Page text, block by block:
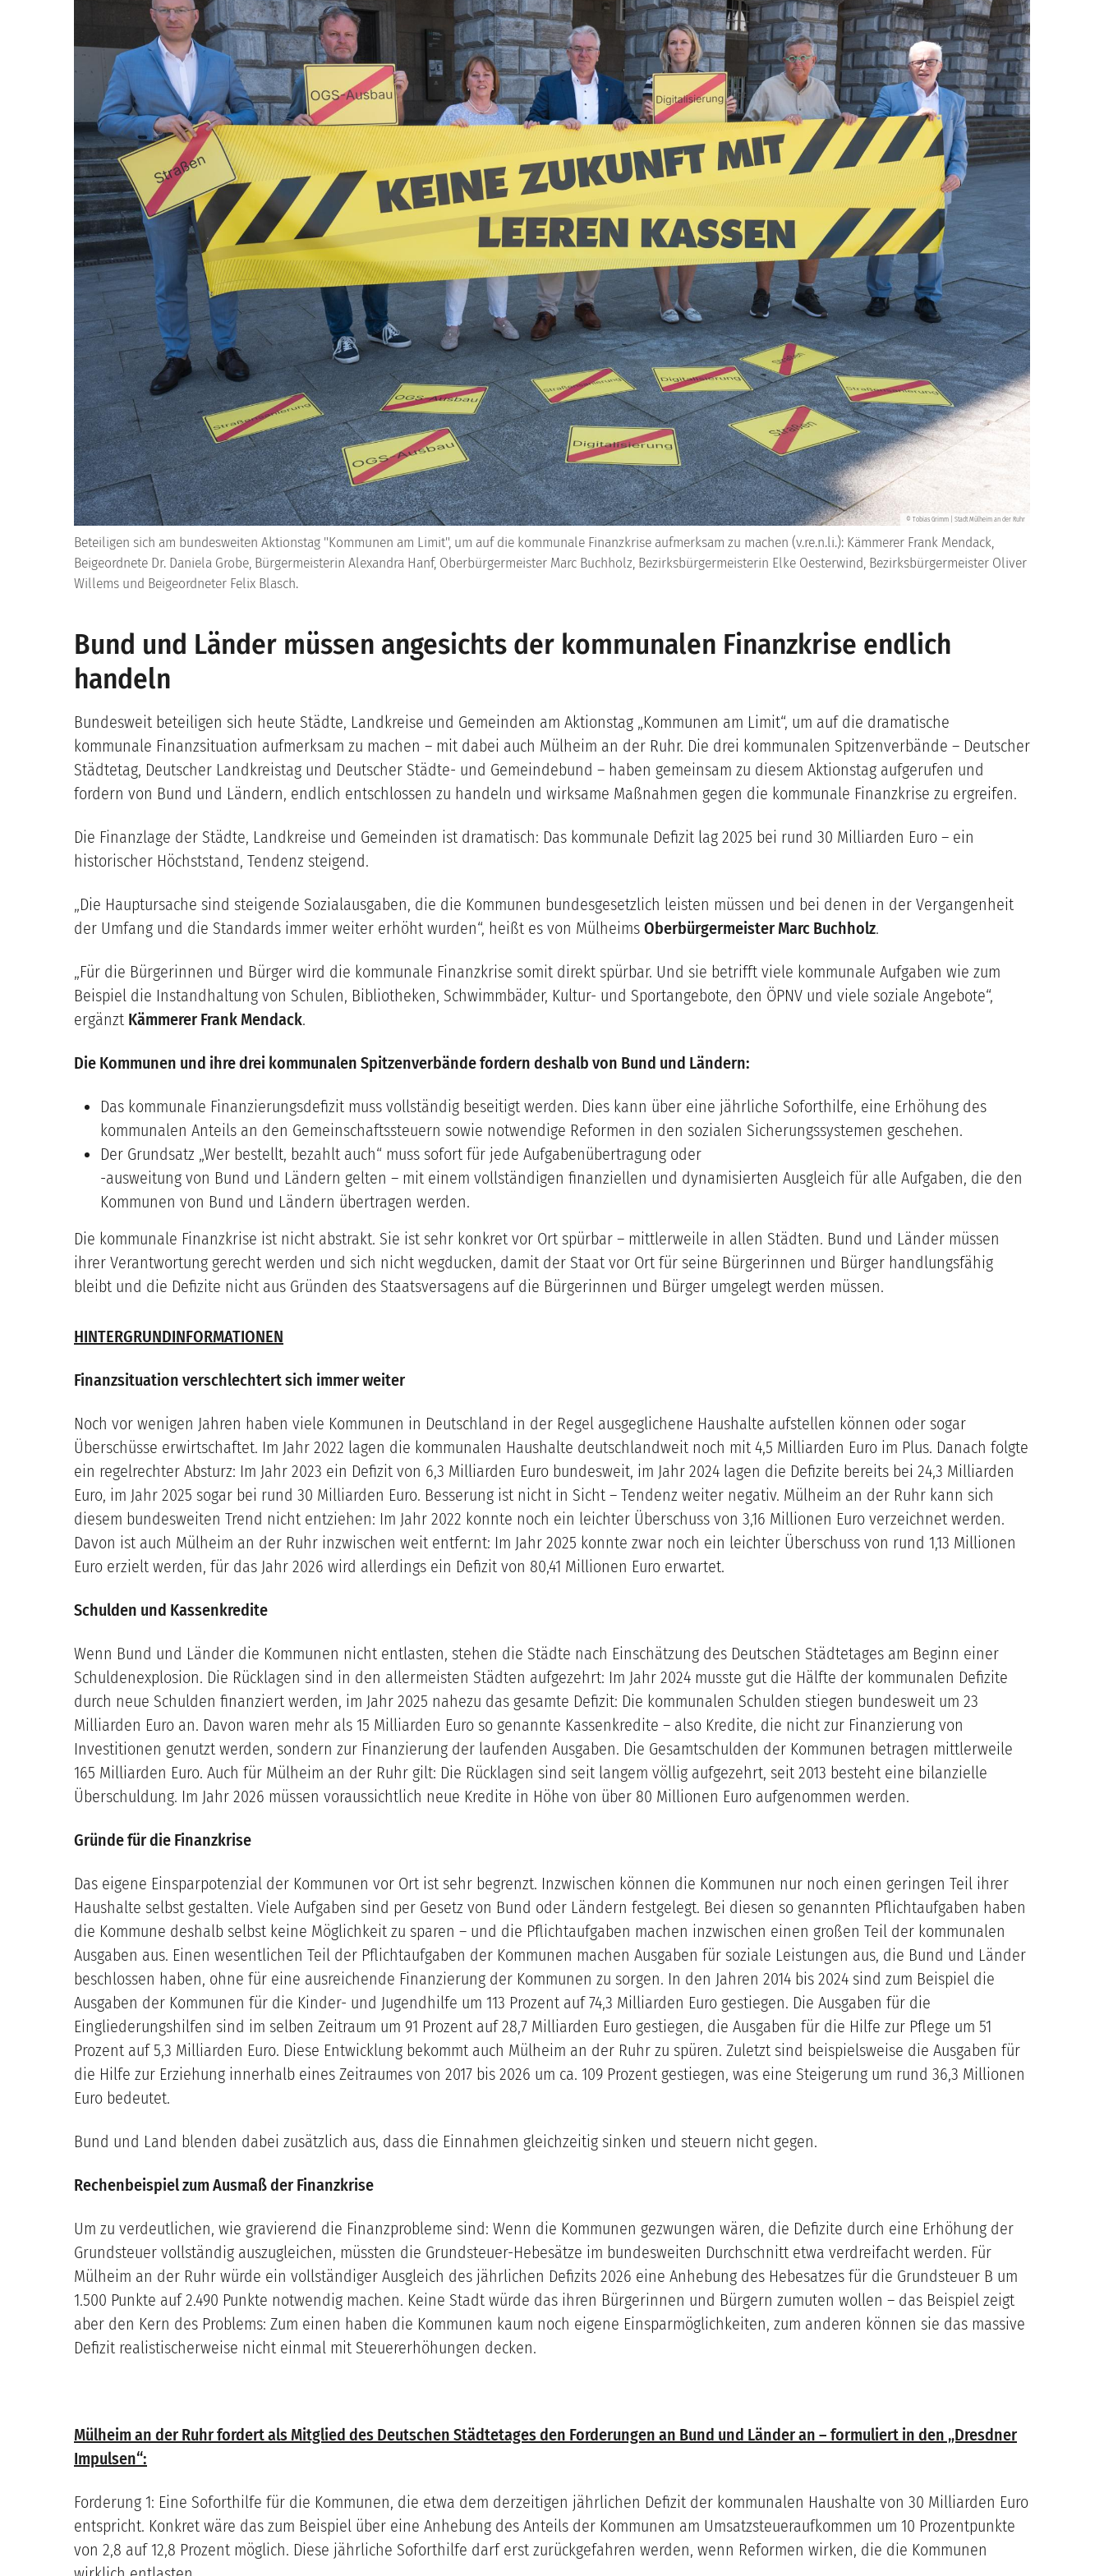
© Tobias Grimm | Stadt Mülheim an der Ruhr
Beteiligen sich am bundesweiten Aktionstag "Kommunen am Limit", um auf die kommunale Finanzkrise aufmerksam zu machen (v.re.n.li.): Kämmerer Frank Mendack,
Beigeordnete Dr. Daniela Grobe, Bürgermeisterin Alexandra Hanf, Oberbürgermeister Marc Buchholz, Bezirksbürgermeisterin Elke Oesterwind, Bezirksbürgermeister Oliver
Willems und Beigeordneter Felix Blasch.
Bund und Länder müssen angesichts der kommunalen Finanzkrise endlich
handeln
Bundesweit beteiligen sich heute Städte, Landkreise und Gemeinden am Aktionstag „Kommunen am Limit“, um auf die dramatische
kommunale Finanzsituation aufmerksam zu machen – mit dabei auch Mülheim an der Ruhr. Die drei kommunalen Spitzenverbände – Deutscher
Städtetag, Deutscher Landkreistag und Deutscher Städte- und Gemeindebund – haben gemeinsam zu diesem Aktionstag aufgerufen und
fordern von Bund und Ländern, endlich entschlossen zu handeln und wirksame Maßnahmen gegen die kommunale Finanzkrise zu ergreifen.
Die Finanzlage der Städte, Landkreise und Gemeinden ist dramatisch: Das kommunale Defizit lag 2025 bei rund 30 Milliarden Euro – ein
historischer Höchststand, Tendenz steigend.
„Die Hauptursache sind steigende Sozialausgaben, die die Kommunen bundesgesetzlich leisten müssen und bei denen in der Vergangenheit
der Umfang und die Standards immer weiter erhöht wurden“, heißt es von Mülheims Oberbürgermeister Marc Buchholz.
„Für die Bürgerinnen und Bürger wird die kommunale Finanzkrise somit direkt spürbar. Und sie betrifft viele kommunale Aufgaben wie zum
Beispiel die Instandhaltung von Schulen, Bibliotheken, Schwimmbäder, Kultur- und Sportangebote, den ÖPNV und viele soziale Angebote“,
ergänzt Kämmerer Frank Mendack.
Die Kommunen und ihre drei kommunalen Spitzenverbände fordern deshalb von Bund und Ländern:
Das kommunale Finanzierungsdefizit muss vollständig beseitigt werden. Dies kann über eine jährliche Soforthilfe, eine Erhöhung des
kommunalen Anteils an den Gemeinschaftssteuern sowie notwendige Reformen in den sozialen Sicherungssystemen geschehen.
Der Grundsatz „Wer bestellt, bezahlt auch“ muss sofort für jede Aufgabenübertragung oder
-ausweitung von Bund und Ländern gelten – mit einem vollständigen finanziellen und dynamisierten Ausgleich für alle Aufgaben, die den
Kommunen von Bund und Ländern übertragen werden.
Die kommunale Finanzkrise ist nicht abstrakt. Sie ist sehr konkret vor Ort spürbar – mittlerweile in allen Städten. Bund und Länder müssen
ihrer Verantwortung gerecht werden und sich nicht wegducken, damit der Staat vor Ort für seine Bürgerinnen und Bürger handlungsfähig
bleibt und die Defizite nicht aus Gründen des Staatsversagens auf die Bürgerinnen und Bürger umgelegt werden müssen.
HINTERGRUNDINFORMATIONEN
Finanzsituation verschlechtert sich immer weiter
Noch vor wenigen Jahren haben viele Kommunen in Deutschland in der Regel ausgeglichene Haushalte aufstellen können oder sogar
Überschüsse erwirtschaftet. Im Jahr 2022 lagen die kommunalen Haushalte deutschlandweit noch mit 4,5 Milliarden Euro im Plus. Danach folgte
ein regelrechter Absturz: Im Jahr 2023 ein Defizit von 6,3 Milliarden Euro bundesweit, im Jahr 2024 lagen die Defizite bereits bei 24,3 Milliarden
Euro, im Jahr 2025 sogar bei rund 30 Milliarden Euro. Besserung ist nicht in Sicht – Tendenz weiter negativ. Mülheim an der Ruhr kann sich
diesem bundesweiten Trend nicht entziehen: Im Jahr 2022 konnte noch ein leichter Überschuss von 3,16 Millionen Euro verzeichnet werden.
Davon ist auch Mülheim an der Ruhr inzwischen weit entfernt: Im Jahr 2025 konnte zwar noch ein leichter Überschuss von rund 1,13 Millionen
Euro erzielt werden, für das Jahr 2026 wird allerdings ein Defizit von 80,41 Millionen Euro erwartet.
Schulden und Kassenkredite
Wenn Bund und Länder die Kommunen nicht entlasten, stehen die Städte nach Einschätzung des Deutschen Städtetages am Beginn einer
Schuldenexplosion. Die Rücklagen sind in den allermeisten Städten aufgezehrt: Im Jahr 2024 musste gut die Hälfte der kommunalen Defizite
durch neue Schulden finanziert werden, im Jahr 2025 nahezu das gesamte Defizit: Die kommunalen Schulden stiegen bundesweit um 23
Milliarden Euro an. Davon waren mehr als 15 Milliarden Euro so genannte Kassenkredite – also Kredite, die nicht zur Finanzierung von
Investitionen genutzt werden, sondern zur Finanzierung der laufenden Ausgaben. Die Gesamtschulden der Kommunen betragen mittlerweile
165 Milliarden Euro. Auch für Mülheim an der Ruhr gilt: Die Rücklagen sind seit langem völlig aufgezehrt, seit 2013 besteht eine bilanzielle
Überschuldung. Im Jahr 2026 müssen voraussichtlich neue Kredite in Höhe von über 80 Millionen Euro aufgenommen werden.
Gründe für die Finanzkrise
Das eigene Einsparpotenzial der Kommunen vor Ort ist sehr begrenzt. Inzwischen können die Kommunen nur noch einen geringen Teil ihrer
Haushalte selbst gestalten. Viele Aufgaben sind per Gesetz von Bund oder Ländern festgelegt. Bei diesen so genannten Pflichtaufgaben haben
die Kommune deshalb selbst keine Möglichkeit zu sparen – und die Pflichtaufgaben machen inzwischen einen großen Teil der kommunalen
Ausgaben aus. Einen wesentlichen Teil der Pflichtaufgaben der Kommunen machen Ausgaben für soziale Leistungen aus, die Bund und Länder
beschlossen haben, ohne für eine ausreichende Finanzierung der Kommunen zu sorgen. In den Jahren 2014 bis 2024 sind zum Beispiel die
Ausgaben der Kommunen für die Kinder- und Jugendhilfe um 113 Prozent auf 74,3 Milliarden Euro gestiegen. Die Ausgaben für die
Eingliederungshilfen sind im selben Zeitraum um 91 Prozent auf 28,7 Milliarden Euro gestiegen, die Ausgaben für die Hilfe zur Pflege um 51
Prozent auf 5,3 Milliarden Euro. Diese Entwicklung bekommt auch Mülheim an der Ruhr zu spüren. Zuletzt sind beispielsweise die Ausgaben für
die Hilfe zur Erziehung innerhalb eines Zeitraumes von 2017 bis 2026 um ca. 109 Prozent gestiegen, was eine Steigerung um rund 36,3 Millionen
Euro bedeutet.
Bund und Land blenden dabei zusätzlich aus, dass die Einnahmen gleichzeitig sinken und steuern nicht gegen.
Rechenbeispiel zum Ausmaß der Finanzkrise
Um zu verdeutlichen, wie gravierend die Finanzprobleme sind: Wenn die Kommunen gezwungen wären, die Defizite durch eine Erhöhung der
Grundsteuer vollständig auszugleichen, müssten die Grundsteuer-Hebesätze im bundesweiten Durchschnitt etwa verdreifacht werden. Für
Mülheim an der Ruhr würde ein vollständiger Ausgleich des jährlichen Defizits 2026 eine Anhebung des Hebesatzes für die Grundsteuer B um
1.500 Punkte auf 2.490 Punkte notwendig machen. Keine Stadt würde das ihren Bürgerinnen und Bürgern zumuten wollen – das Beispiel zeigt
aber den Kern des Problems: Zum einen haben die Kommunen kaum noch eigene Einsparmöglichkeiten, zum anderen können sie das massive
Defizit realistischerweise nicht einmal mit Steuererhöhungen decken.
Mülheim an der Ruhr fordert als Mitglied des Deutschen Städtetages den Forderungen an Bund und Länder an – formuliert in den „Dresdner
Impulsen“:
Forderung 1: Eine Soforthilfe für die Kommunen, die etwa dem derzeitigen jährlichen Defizit der kommunalen Haushalte von 30 Milliarden Euro
entspricht. Konkret wäre das zum Beispiel über eine Anhebung des Anteils der Kommunen am Umsatzsteueraufkommen um 10 Prozentpunkte
von 2,8 auf 12,8 Prozent möglich. Diese jährliche Soforthilfe darf erst zurückgefahren werden, wenn Reformen wirken, die die Kommunen